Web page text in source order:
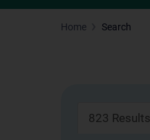
Home Search
823